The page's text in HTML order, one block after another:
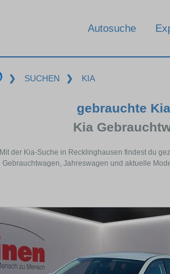
Autosuche
❯ SUCHEN ❯ KIA
gebrauchte
Kia
Mit der Kia-Suche in Recklinghausen findest du
Gebrauchtwagen, Jahreswagen und aktuelle